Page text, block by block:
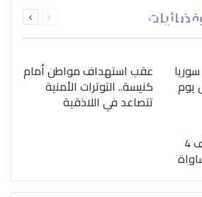
الصفحةالصفحة
تؤكد
نهج متكامل
المخدرات سوريا
يوم
عقب استهداف مواطن أمام
كنيسة.. التوترات الأمنية
تتصاعد في اللاذقية
السياسية.. تركيا توقف 4